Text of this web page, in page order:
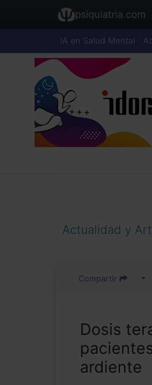
psiquiatria.com
IA en Salud Mental
Actualidad y
Compartir
Dosis
ardiente